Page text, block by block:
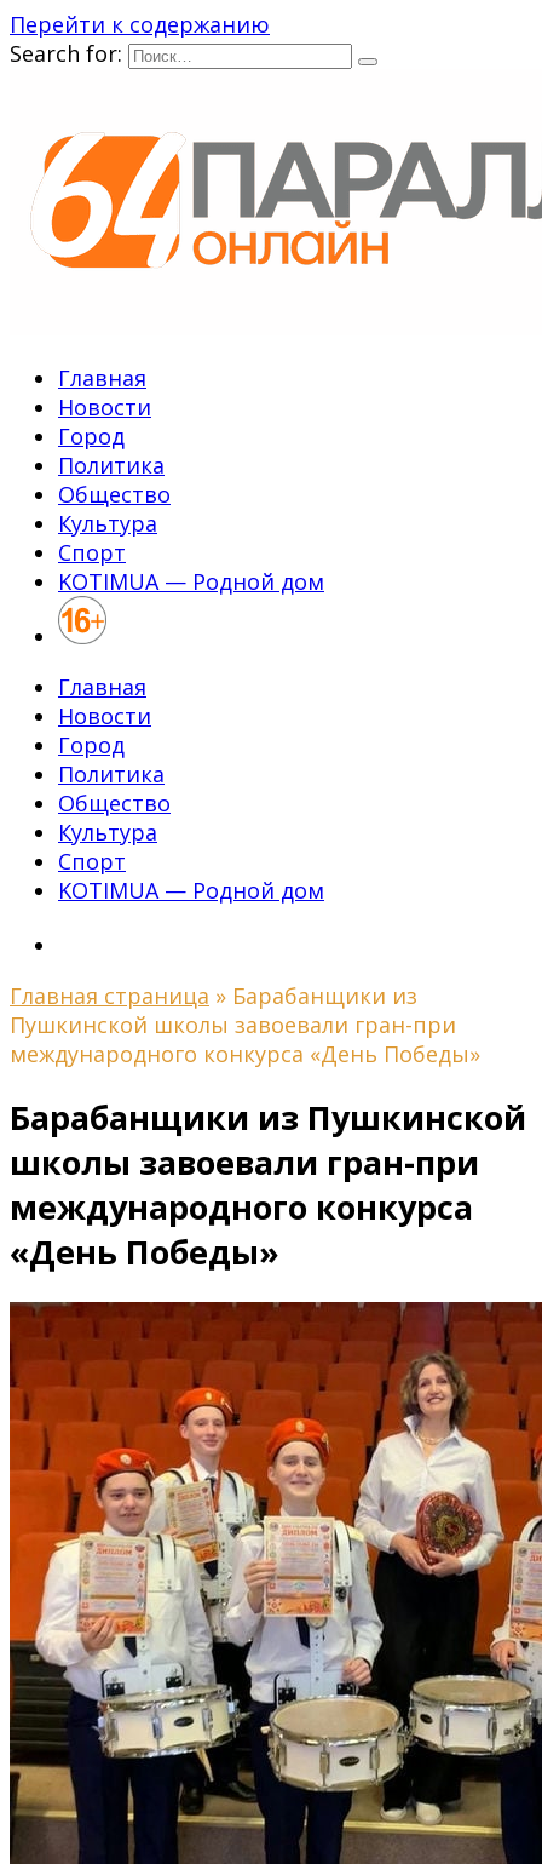
Перейти к содержанию
Search for:
Главная
Новости
Город
Политика
Общество
Культура
Спорт
KOTIMUA — Родной дом
Главная
Новости
Город
Политика
Общество
Культура
Спорт
KOTIMUA — Родной дом
Главная страница » Барабанщики из
Пушкинской школы завоевали гран-при
международного конкурса «День Победы»
Барабанщики из Пушкинской
школы завоевали гран-при
международного конкурса
«День Победы»